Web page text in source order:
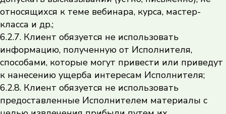
относящихся к теме вебинара, курса, мастер-
класса и др.;
6.2.7. Клиент обязуется не использовать
информацию, полученную от Исполнителя,
способами, которые могут привести или приведут
к нанесению ущерба интересам Исполнителя;
6.2.8. Клиент обязуется не использовать
предоставленные Исполнителем материалы с